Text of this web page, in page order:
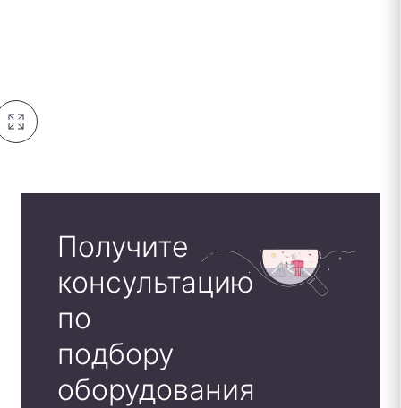
Получите
консультацию
по
подбору
оборудования